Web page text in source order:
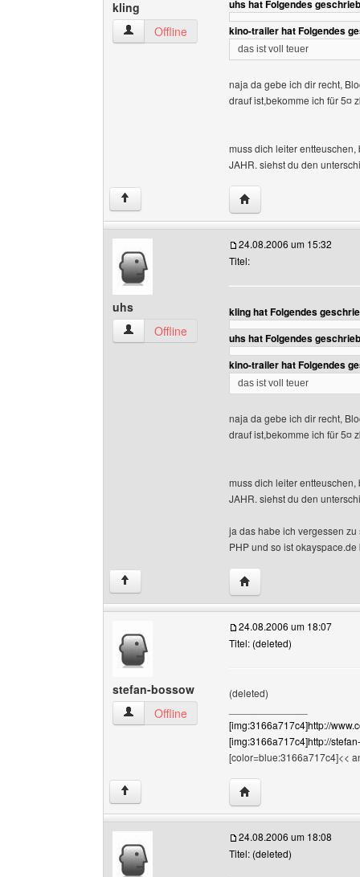
kling
kling Benutzer-Profile anzeigen
Offline
uhs hat Folgendes
kino-trailer hat Folgendes
das ist voll teuer
naja da gebe ich dir recht,
drauf ist,bekomme ich für 5¤
muss dich leiter
JAHR. siehst du den
↑ Website dieses
uhs
uhs Benutzer-Profile anzeigen
Offline
24.08.2006 um 15:32
Titel:
kling hat Folgendes
uhs hat Folgendes
kino-trailer hat Folgendes
das ist voll teuer
naja da gebe ich dir recht,
drauf ist,bekomme ich für 5¤
muss dich leiter
JAHR. siehst du den
ja das habe ich vergessen
PHP und so ist okayspace.de
↑ Website dieses
stefan-bossow
stefan-bossow Benutzer-Profile anzeigen
Offline
24.08.2006 um 18:07
Titel: (deleted)
(deleted)
[img:3166a717c4]http://
[img:3166a717c4]http://
[color=blue:3166a717c4]<<
↑ Website dieses
24.08.2006 um 18:08
Titel: (deleted)